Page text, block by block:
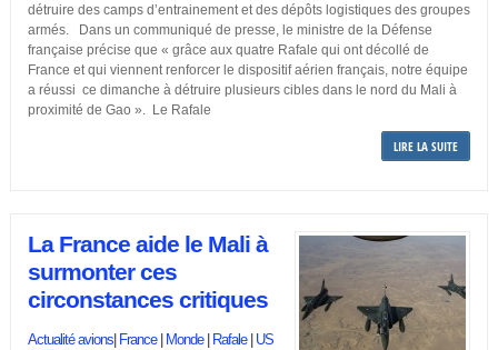
détruire des camps d’entrainement et des dépôts logistiques des groupes
armés. Dans un communiqué de presse, le ministre de la Défense
française précise que « grâce aux quatre Rafale qui ont décollé de
France et qui viennent renforcer le dispositif aérien français, notre équipe
a réussi ce dimanche à détruire plusieurs cibles dans le nord du Mali à
proximité de Gao ». Le Rafale
LIRE LA SUITE
La France aide le Mali à
surmonter ces
circonstances critiques
Actualité avions| France| Monde| Rafale| US